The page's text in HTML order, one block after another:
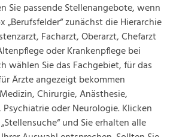
Sie passende Stellenangebote, wenn
„Berufsfelder“ zunächst die Hierarchie
Facharzt, Oberarzt, Chefarzt
oder Krankenpflege bei
wählen Sie das Fachgebiet, für das
Ärzte angezeigt bekommen
Chirurgie, Anästhesie,
oder Neurologie. Klicken
und Sie erhalten alle